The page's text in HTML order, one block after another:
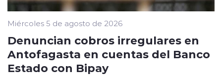
Miércoles 5 de agosto de 2026
Denuncian cobros irregulares en
Antofagasta en cuentas del Banco
Estado con Bipay